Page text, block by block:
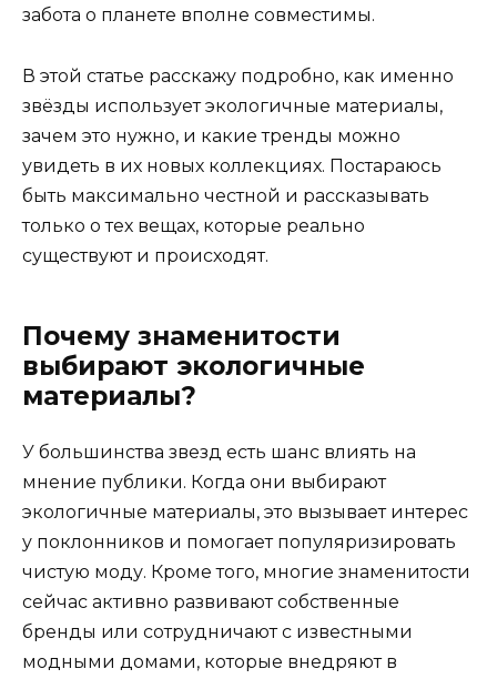
забота о планете вполне совместимы.
В этой статье расскажу подробно, как именно
звёзды использует экологичные материалы,
зачем это нужно, и какие тренды можно
увидеть в их новых коллекциях. Постараюсь
быть максимально честной и рассказывать
только о тех вещах, которые реально
существуют и происходят.
Почему знаменитости
выбирают экологичные
материалы?
У большинства звезд есть шанс влиять на
мнение публики. Когда они выбирают
экологичные материалы, это вызывает интерес
у поклонников и помогает популяризировать
чистую моду. Кроме того, многие знаменитости
сейчас активно развивают собственные
бренды или сотрудничают с известными
модными домами, которые внедряют в